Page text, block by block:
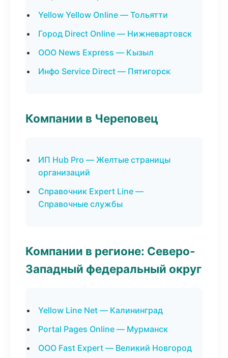
Yellow Yellow Online — Тольятти
Город Direct Online — Нижневартовск
ООО News Express — Кызыл
Инфо Service Direct — Пятигорск
Компании в Череповец
ИП Hub Pro — Желтые страницы
организаций
Справочник Expert Line —
Справочные службы
Компании в регионе: Северо-
Западный федеральный округ
Yellow Line Net — Калининград
Portal Pages Online — Мурманск
ООО Fast Expert — Великий Новгород